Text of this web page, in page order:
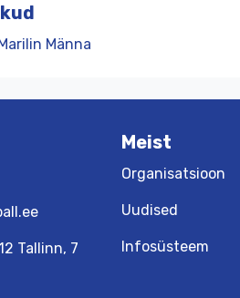
Männa
Tallinn, 7
Meist
Organisatsioon
Uudised
Infosüsteem